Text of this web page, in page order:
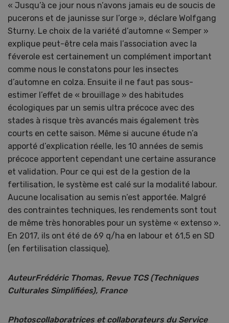
« Jusqu’à ce jour nous n’avons jamais eu de soucis de
pucerons et de jaunisse sur l’orge », déclare Wolfgang
Sturny. Le choix de la variété d’automne « Semper »
explique peut-être cela mais l’association avec la
féverole est certainement un complément important
comme nous le constatons pour les insectes
d’automne en colza. Ensuite il ne faut pas sous-
estimer l’effet de « brouillage » des habitudes
écologiques par un semis ultra précoce avec des
stades à risque très avancés mais également très
courts en cette saison. Même si aucune étude n’a
apporté d’explication réelle, les 10 années de semis
précoce apportent cependant une certaine assurance
et validation. Pour ce qui est de la gestion de la
fertilisation, le système est calé sur la modalité labour.
Aucune localisation au semis n’est apportée. Malgré
des contraintes techniques, les rendements sont tout
de même très honorables pour un système « extenso ».
En 2017, ils ont été de 69 q/ha en labour et 61,5 en SD
(en fertilisation classique).
AuteurFrédéric Thomas, Revue TCS (Techniques
Culturales Simplifiées), France
Photoscollaboratrices et collaborateurs du Service